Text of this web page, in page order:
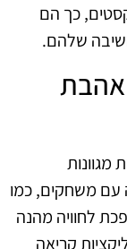
כך הם
שלהם.
אהבת
מגוונות
עם משחקים, כמו
לחוויה מהנה
קריאה